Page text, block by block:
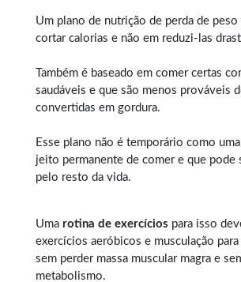
Um plano de nutrição de perda de peso
cortar calorias e não em reduzi-las
Também é baseado em comer certas
saudáveis e que são menos prováveis
convertidas em gordura.
Esse plano não é temporário como
jeito permanente de comer e que pode
pelo resto da vida.
Uma rotina de exercícios para isso
exercícios aeróbicos e musculação
sem perder massa muscular magra e
metabolismo.